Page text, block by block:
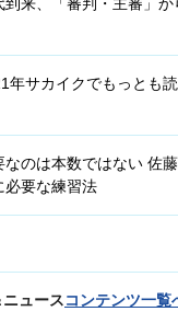
年サカイクでもっとも
なのは本数ではない 佐
必要な練習法
ニュースコンテンツ一覧